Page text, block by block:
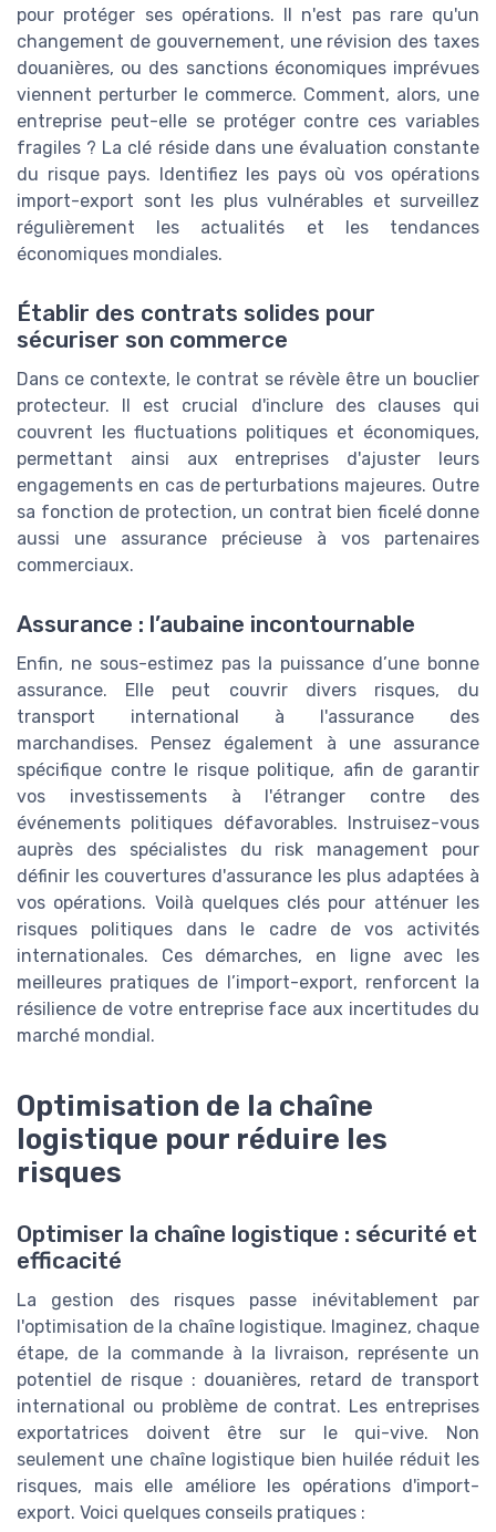
pour protéger ses opérations. Il n'est pas rare qu'un
changement de gouvernement, une révision des taxes
douanières, ou des sanctions économiques imprévues
viennent perturber le commerce. Comment, alors, une
entreprise peut-elle se protéger contre ces variables
fragiles ? La clé réside dans une évaluation constante
du risque pays. Identifiez les pays où vos opérations
import-export sont les plus vulnérables et surveillez
régulièrement les actualités et les tendances
économiques mondiales.
Établir des contrats solides pour
sécuriser son commerce
Dans ce contexte, le contrat se révèle être un bouclier
protecteur. Il est crucial d'inclure des clauses qui
couvrent les fluctuations politiques et économiques,
permettant ainsi aux entreprises d'ajuster leurs
engagements en cas de perturbations majeures. Outre
sa fonction de protection, un contrat bien ficelé donne
aussi une assurance précieuse à vos partenaires
commerciaux.
Assurance : l’aubaine incontournable
Enfin, ne sous-estimez pas la puissance d’une bonne
assurance. Elle peut couvrir divers risques, du
transport international à l'assurance des
marchandises. Pensez également à une assurance
spécifique contre le risque politique, afin de garantir
vos investissements à l'étranger contre des
événements politiques défavorables. Instruisez-vous
auprès des spécialistes du risk management pour
définir les couvertures d'assurance les plus adaptées à
vos opérations. Voilà quelques clés pour atténuer les
risques politiques dans le cadre de vos activités
internationales. Ces démarches, en ligne avec les
meilleures pratiques de l’import-export, renforcent la
résilience de votre entreprise face aux incertitudes du
marché mondial.
Optimisation de la chaîne
logistique pour réduire les
risques
Optimiser la chaîne logistique : sécurité et
efficacité
La gestion des risques passe inévitablement par
l'optimisation de la chaîne logistique. Imaginez, chaque
étape, de la commande à la livraison, représente un
potentiel de risque : douanières, retard de transport
international ou problème de contrat. Les entreprises
exportatrices doivent être sur le qui-vive. Non
seulement une chaîne logistique bien huilée réduit les
risques, mais elle améliore les opérations d'import-
export. Voici quelques conseils pratiques :